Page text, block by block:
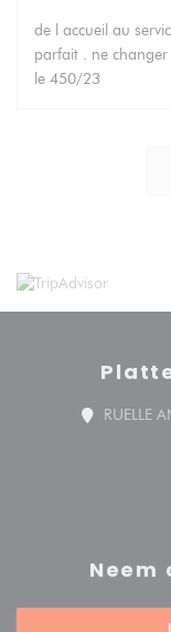
de l accueil au
parfait . ne
le 450/23
RUELLE
Neem